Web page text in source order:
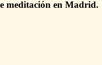
meditación en Madrid.